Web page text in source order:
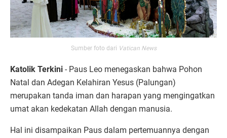
Sumber foto dari Vatican News
Katolik Terkini - Paus Leo menegaskan bahwa Pohon
Natal dan Adegan Kelahiran Yesus (Palungan)
merupakan tanda iman dan harapan yang mengingatkan
umat akan kedekatan Allah dengan manusia.
Hal ini disampaikan Paus dalam pertemuannya dengan